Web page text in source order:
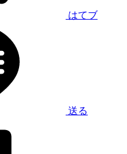
はてブ
送る